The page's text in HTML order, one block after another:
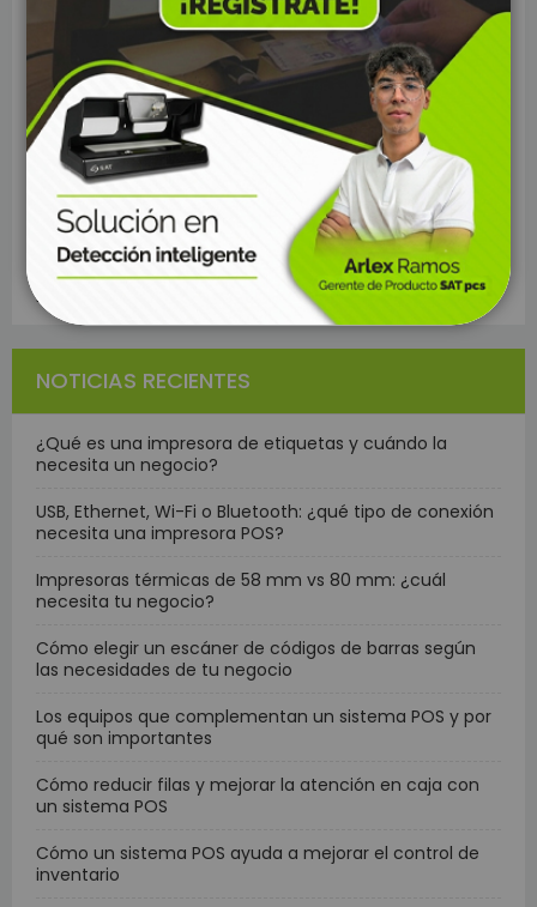
Redes Inalámbricas
Consumo
Energía Solar
Perifericos POS
Casinos
Sector Textil
Hoteleria
NOTICIAS RECIENTES
¿Qué es una impresora de etiquetas y cuándo la
necesita un negocio?
USB, Ethernet, Wi-Fi o Bluetooth: ¿qué tipo de conexión
necesita una impresora POS?
Impresoras térmicas de 58 mm vs 80 mm: ¿cuál
necesita tu negocio?
Cómo elegir un escáner de códigos de barras según
las necesidades de tu negocio
Los equipos que complementan un sistema POS y por
qué son importantes
Cómo reducir filas y mejorar la atención en caja con
un sistema POS
Cómo un sistema POS ayuda a mejorar el control de
inventario